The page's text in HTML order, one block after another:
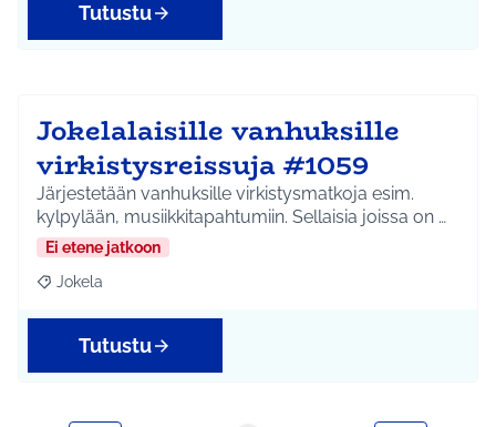
Tutustu
Jokelalaisille vanhuksille
virkistysreissuja #1059
Järjestetään vanhuksille virkistysmatkoja esim.
kylpylään, musiikkitapahtumiin. Sellaisia joissa on …
Ei etene jatkoon
Rajaa tulokset aihepiirin mukaan: Jokela
Jokela
Tutustu